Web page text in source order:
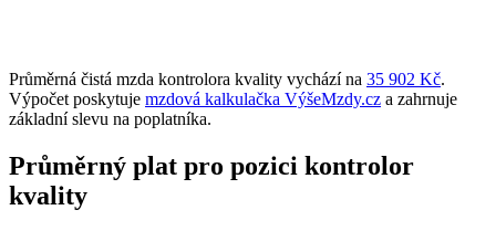
Průměrná čistá mzda kontrolora kvality vychází na 35 902 Kč.
Výpočet poskytuje mzdová kalkulačka VýšeMzdy.cz a zahrnuje
základní slevu na poplatníka.
Průměrný plat pro pozici kontrolor
kvality